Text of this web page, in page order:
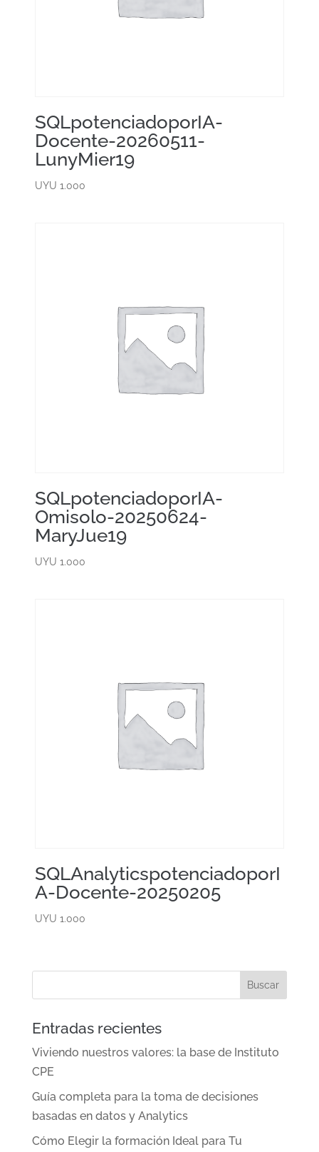
SQLpotenciadoporIA-
Docente-20260511-
LunyMier19
UYU 1.000
SQLpotenciadoporIA-
Omisolo-20250624-
MaryJue19
UYU 1.000
SQLAnalyticspotenciadoporI
A-Docente-20250205
UYU 1.000
Entradas recientes
Viviendo nuestros valores: la base de Instituto
CPE
Guía completa para la toma de decisiones
basadas en datos y Analytics
Cómo Elegir la formación Ideal para Tu